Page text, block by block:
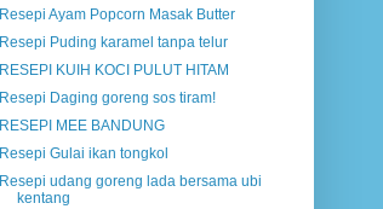
Resepi Ayam Popcorn Masak Butter
Resepi Puding karamel tanpa telur
RESEPI KUIH KOCI PULUT HITAM
Resepi Daging goreng sos tiram!
RESEPI MEE BANDUNG
Resepi Gulai ikan tongkol
Resepi udang goreng lada bersama ubi
kentang